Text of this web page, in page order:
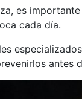
es
cada día.
antes